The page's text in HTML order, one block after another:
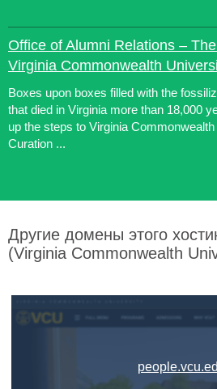
Office of Alumni Relations –
Virginia Commonwealth
Boxes upon boxes filled with the
that died in Virginia more than 18,000
up the steps to Virginia
Curation ...
Другие домены этого
(Virginia Commonwealth